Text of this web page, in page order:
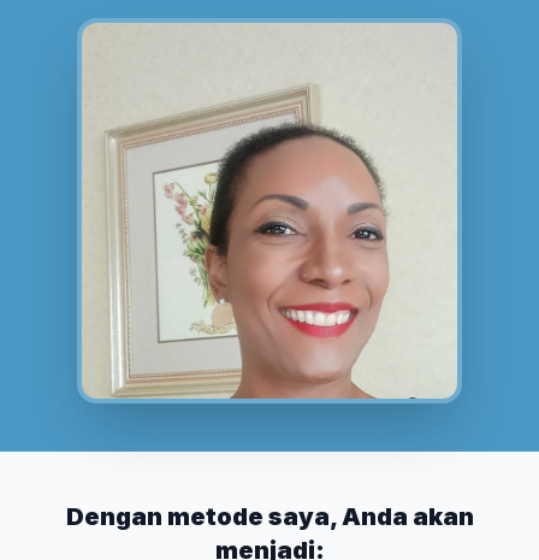
Dengan metode saya, Anda akan
menjadi: